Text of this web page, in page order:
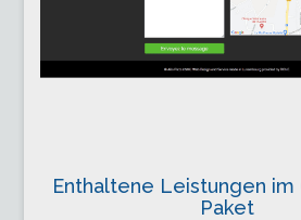
Enthaltene Leistungen im
Paket